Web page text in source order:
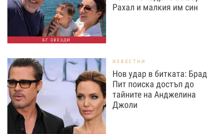
БГ ЗВЕЗДИ
Рахал и малкия им син
ИЗВЕСТНИ
Нов удар в битката: Брад
Пит поиска достъп до
тайните на Анджелина
Джоли